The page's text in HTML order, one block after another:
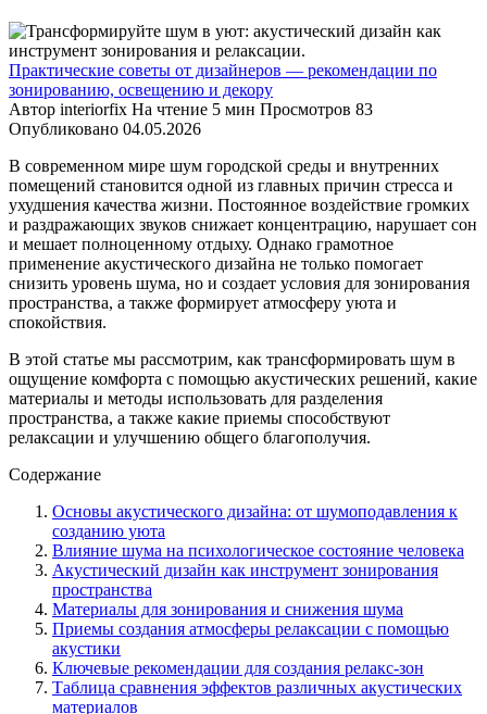
Практические советы от дизайнеров — рекомендации по
зонированию, освещению и декору
Автор interiorfix На чтение 5 мин Просмотров 83
Опубликовано 04.05.2026
В современном мире шум городской среды и внутренних
помещений становится одной из главных причин стресса и
ухудшения качества жизни. Постоянное воздействие громких
и раздражающих звуков снижает концентрацию, нарушает сон
и мешает полноценному отдыху. Однако грамотное
применение акустического дизайна не только помогает
снизить уровень шума, но и создает условия для зонирования
пространства, а также формирует атмосферу уюта и
спокойствия.
В этой статье мы рассмотрим, как трансформировать шум в
ощущение комфорта с помощью акустических решений, какие
материалы и методы использовать для разделения
пространства, а также какие приемы способствуют
релаксации и улучшению общего благополучия.
Содержание
Основы акустического дизайна: от шумоподавления к
созданию уюта
Влияние шума на психологическое состояние человека
Акустический дизайн как инструмент зонирования
пространства
Материалы для зонирования и снижения шума
Приемы создания атмосферы релаксации с помощью
акустики
Ключевые рекомендации для создания релакс-зон
Таблица сравнения эффектов различных акустических
материалов